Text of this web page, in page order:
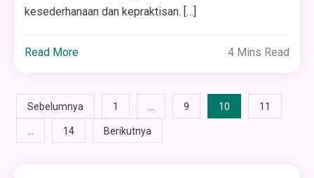
kesederhanaan dan kepraktisan. […]
Read More 4 Mins Read
Paginasi
pos
Sebelumnya 1 … 9 10 11
… 14 Berikutnya